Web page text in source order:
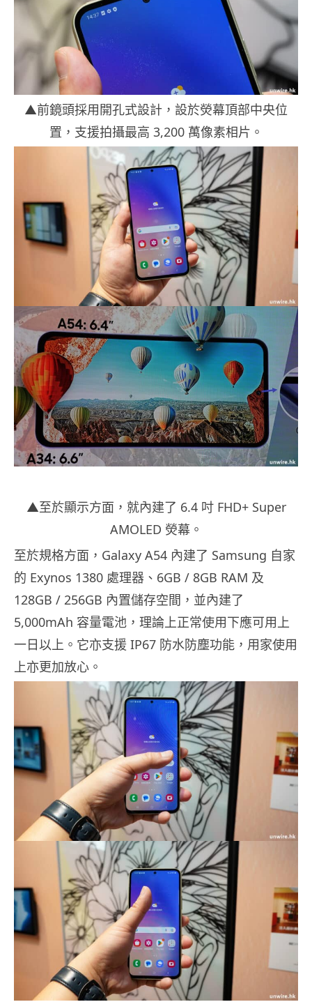
▲前鏡頭採用開孔式設計，設於熒幕頂部中央位
置，支援拍攝最高 3,200 萬像素相片。
▲至於顯示方面，就內建了 6.4 吋 FHD+ Super
AMOLED 熒幕。
至於規格方面，Galaxy A54 內建了 Samsung 自家
的 Exynos 1380 處理器、6GB / 8GB RAM 及
128GB / 256GB 內置儲存空間，並內建了
5,000mAh 容量電池，理論上正常使用下應可用上
一日以上。它亦支援 IP67 防水防塵功能，用家使用
上亦更加放心。